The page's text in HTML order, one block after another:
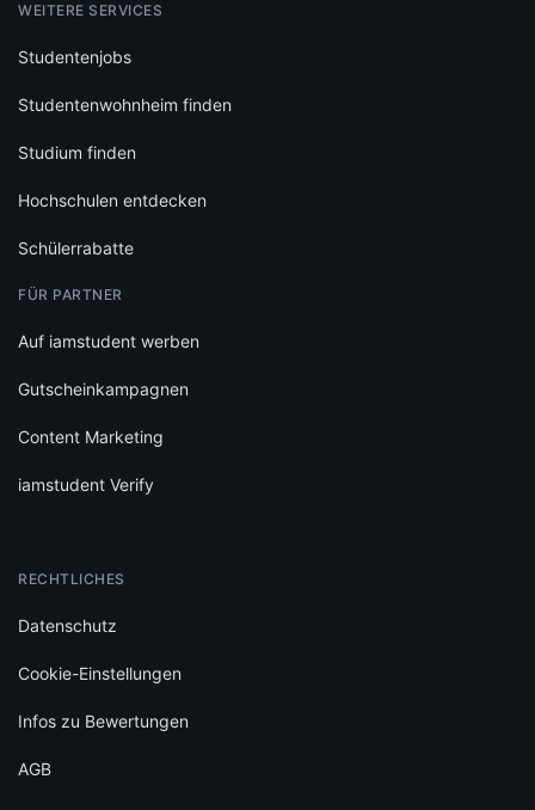
WEITERE SERVICES
Studentenjobs
Studentenwohnheim finden
Studium finden
Hochschulen entdecken
Schülerrabatte
FÜR PARTNER
Auf iamstudent werben
Gutscheinkampagnen
Content Marketing
iamstudent Verify
RECHTLICHES
Datenschutz
Cookie-Einstellungen
Infos zu Bewertungen
AGB